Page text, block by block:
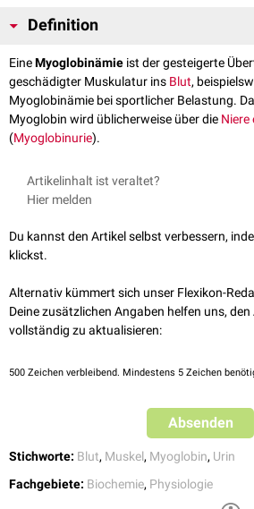
Definition
EineMyoglobinämie ist der gesteigerte
geschädigter Muskulatur ins Blut,
Myoglobinämie bei sportlicher Belastung.
Myoglobin wird üblicherweise über die Niere
(Myoglobinurie).
Artikelinhalt ist veraltet?
Hier melden
Du kannst den Artikel selbst verbessern,
klickst.
Alternativ kümmert sich unser Flexikon-
Deine zusätzlichen Angaben helfen uns,
vollständig zu aktualisieren:
500 Zeichen verbleibend. Mindestens 5 Zeichen
Absenden
Stichworte: Blut, Muskel, Myoglobin, Urin
Fachgebiete: Biochemie, Physiologie